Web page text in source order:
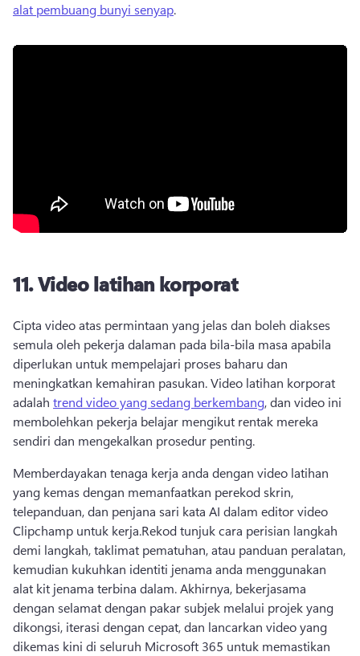
alat pembuang bunyi senyap.
11.Video latihan korporat
Cipta video atas permintaan yang jelas dan boleh diakses
semula oleh pekerja dalaman pada bila-bila masa apabila
diperlukan untuk mempelajari proses baharu dan
meningkatkan kemahiran pasukan. Video latihan korporat
adalah trend video yang sedang berkembang, dan video ini
membolehkan pekerja belajar mengikut rentak mereka
sendiri dan mengekalkan prosedur penting.
Memberdayakan tenaga kerja anda dengan video latihan
yang kemas dengan memanfaatkan perekod skrin,
telepanduan, dan penjana sari kata AI dalam editor video
Clipchamp untuk kerja.Rekod tunjuk cara perisian langkah
demi langkah, taklimat pematuhan, atau panduan peralatan,
kemudian kukuhkan identiti jenama anda menggunakan
alat kit jenama terbina dalam. Akhirnya, bekerjasama
dengan selamat dengan pakar subjek melalui projek yang
dikongsi, iterasi dengan cepat, dan lancarkan video yang
dikemas kini di seluruh Microsoft 365 untuk memastikan